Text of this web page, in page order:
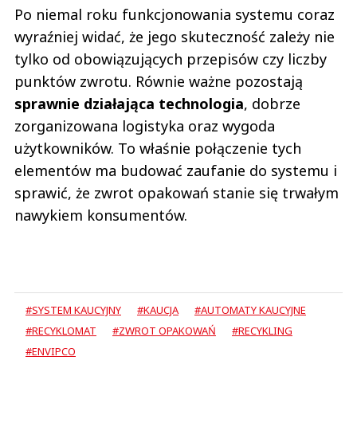
Po niemal roku funkcjonowania systemu coraz
wyraźniej widać, że jego skuteczność zależy nie
tylko od obowiązujących przepisów czy liczby
punktów zwrotu. Równie ważne pozostają
sprawnie działająca technologia, dobrze
zorganizowana logistyka oraz wygoda
użytkowników. To właśnie połączenie tych
elementów ma budować zaufanie do systemu i
sprawić, że zwrot opakowań stanie się trwałym
nawykiem konsumentów.
#SYSTEM KAUCYJNY #KAUCJA
#AUTOMATY KAUCYJNE
#RECYKLOMAT
#ZWROT OPAKOWAŃ
#RECYKLING
#ENVIPCO